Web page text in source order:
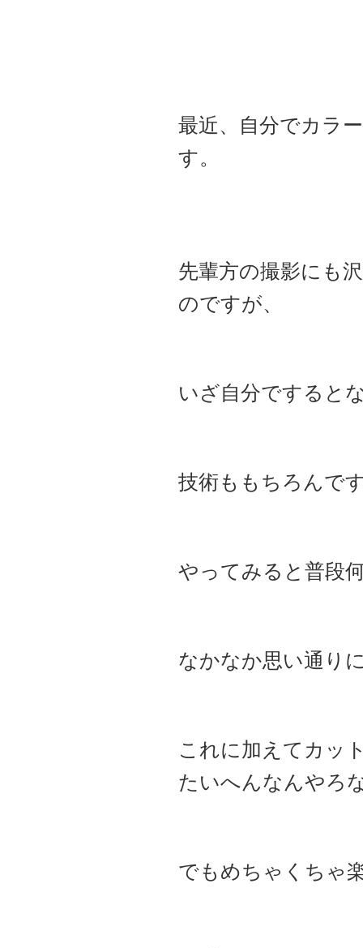
最近、自分でカラ
す。
先輩方の撮影にも
のですが、
いざ自分ですると
技術ももちろんで
やってみると普段
なかなか思い通り
これに加えてカッ
たいへんなんやろ
でもめちゃくちゃ